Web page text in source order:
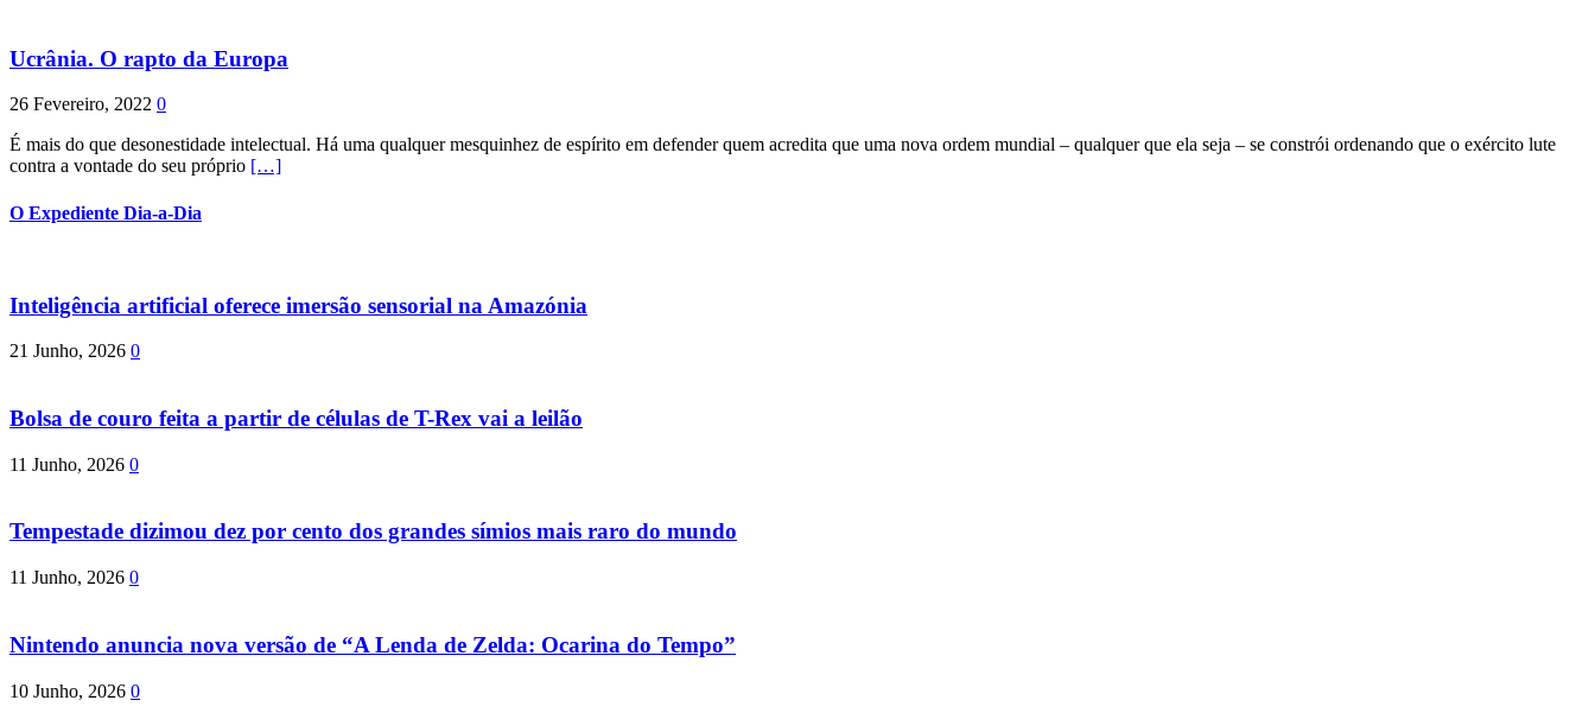
Ucrânia. O rapto da Europa
26 Fevereiro, 2022 0
É mais do que desonestidade intelectual. Há uma qualquer mesquinhez de espírito em defender quem acredita que uma nova ordem mundial – qualquer que ela seja – se constrói ordenando que o exército lute
contra a vontade do seu próprio […]
O Expediente Dia-a-Dia
Inteligência artificial oferece imersão sensorial na Amazónia
21 Junho, 2026 0
Bolsa de couro feita a partir de células de T-Rex vai a leilão
11 Junho, 2026 0
Tempestade dizimou dez por cento dos grandes símios mais raro do mundo
11 Junho, 2026 0
Nintendo anuncia nova versão de “A Lenda de Zelda: Ocarina do Tempo”
10 Junho, 2026 0